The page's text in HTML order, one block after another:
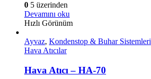
0 5 üzerinden
Devamını oku
Hızlı Görünüm
Ayvaz, Kondenstop & Buhar Sistemleri
Hava Atıcılar
Hava Atıcı – HA-70